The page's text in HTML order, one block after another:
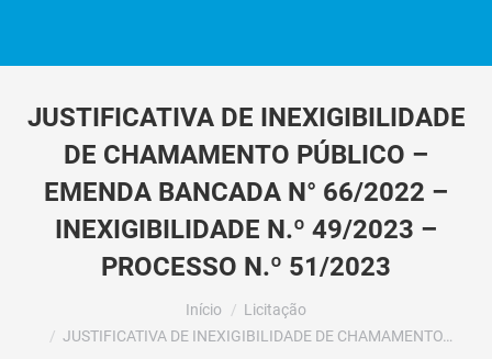
JUSTIFICATIVA DE INEXIGIBILIDADE
DE CHAMAMENTO PÚBLICO –
EMENDA BANCADA N° 66/2022 –
INEXIGIBILIDADE N.º 49/2023 –
PROCESSO N.º 51/2023
Início
Licitação
JUSTIFICATIVA DE INEXIGIBILIDADE DE CHAMAMENTO…